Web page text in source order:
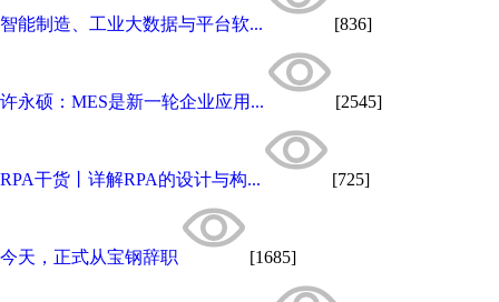
智能制造、工业大数据与平台软... [836]
许永硕：MES是新一轮企业应用... [2545]
RPA干货丨详解RPA的设计与构... [725]
今天，正式从宝钢辞职 [1685]